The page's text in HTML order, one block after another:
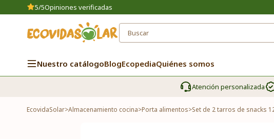
5/5Opiniones verificadas
Nuestro catálogoBlogEcopediaQuiénes somos
Atención personalizada
EcovidaSolar>Almacenamiento cocina>Porta alimentos>Set de 2 tarros de snacks